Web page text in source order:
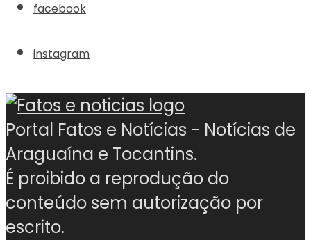
facebook
instagram
Portal Fatos e Notícias - Notícias de
Araguaína e Tocantins.
É proibido a reprodução do
conteúdo sem autorização por
escrito.